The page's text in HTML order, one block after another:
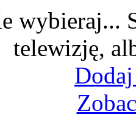
wybieraj...
telewizję,